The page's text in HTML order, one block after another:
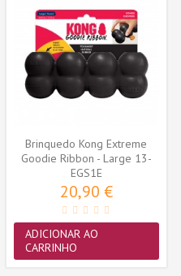
Brinquedo Kong Extreme
Goodie Ribbon - Large 13-
30kg (EGS1E)
EGS1E
20,90 €
ADICIONAR AO
CARRINHO